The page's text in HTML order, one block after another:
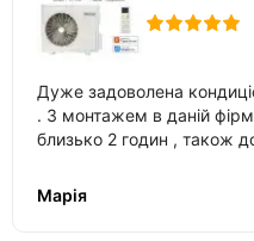
Дуже задоволена
. З монтажем в даній фірмі , встановлення зайняло
близько 2 годин , також допомогли налаштувати
Марія